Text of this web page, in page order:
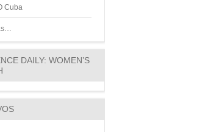
Cuba
DAILY: WOMEN’S